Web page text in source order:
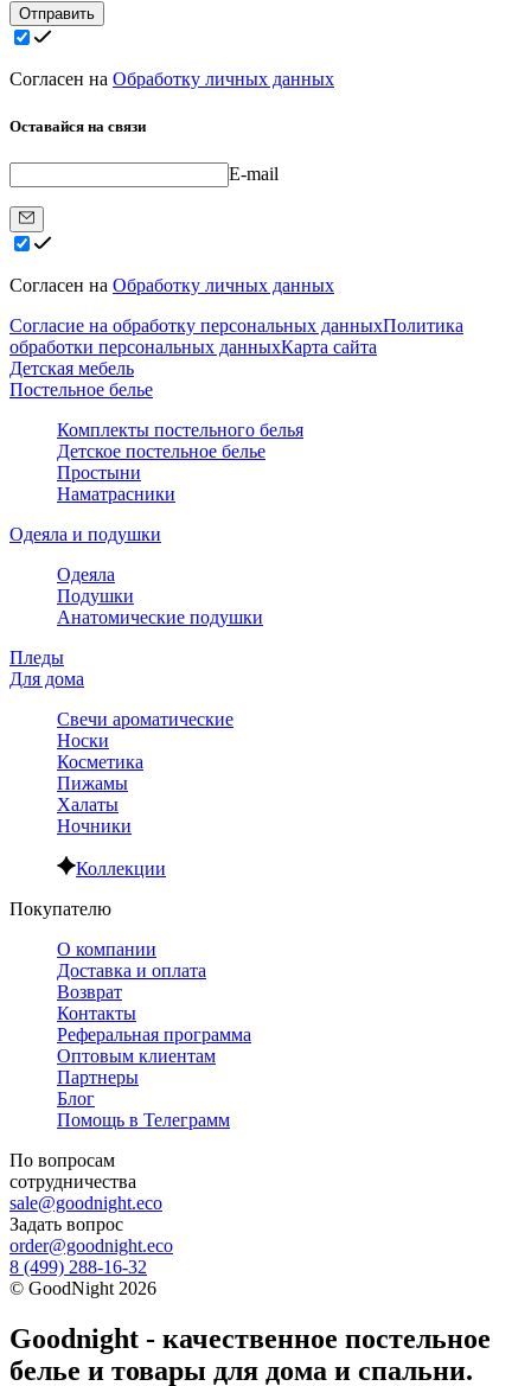
Отправить
Согласен на Обработку личных данных
Оставайся на связи
E-mail
Согласен на Обработку личных данных
Согласие на обработку персональных данныхПолитика
обработки персональных данныхКарта сайта
Детская мебель
Постельное белье
Комплекты постельного белья
Детское постельное белье
Простыни
Наматрасники
Одеяла и подушки
Одеяла
Подушки
Анатомические подушки
Пледы
Для дома
Свечи ароматические
Носки
Косметика
Пижамы
Халаты
Ночники
Коллекции
Покупателю
О компании
Доставка и оплата
Возврат
Контакты
Реферальная программа
Оптовым клиентам
Партнеры
Блог
Помощь в Телеграмм
По вопросам
сотрудничества
sale@goodnight.eco
Задать вопрос
order@goodnight.eco
8 (499) 288-16-32
© GoodNight 2026
Goodnight - качественное постельное
белье и товары для дома и спальни.